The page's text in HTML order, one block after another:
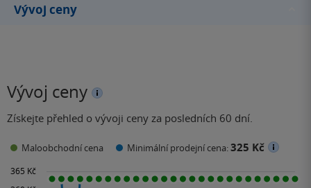
Vývoj ceny
Vývoj ceny
Získejte přehled o vývoji ceny za posledních 60 dní.
Maloobchodní cena Minimální prodejní cena:325 Kč